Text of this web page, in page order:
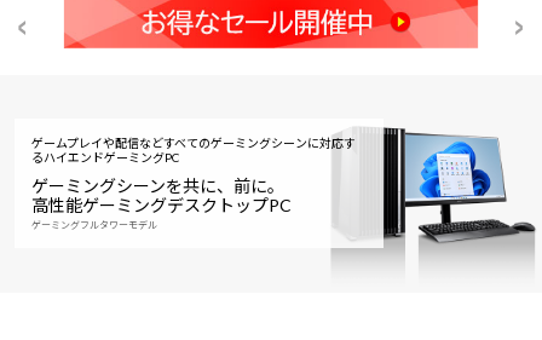
ゲームプレイや配信などすべてのゲーミングシーンに対応す
るハイエンドゲーミングPC
ゲーミングシーンを共に、前に。
高性能ゲーミングデスクトップPC
ゲーミングフルタワーモデル